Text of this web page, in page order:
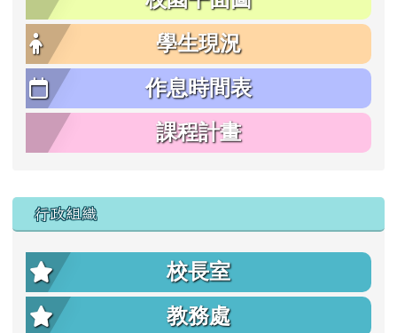
學生現況
作息時間表
課程計畫
行政組織
校長室
教務處